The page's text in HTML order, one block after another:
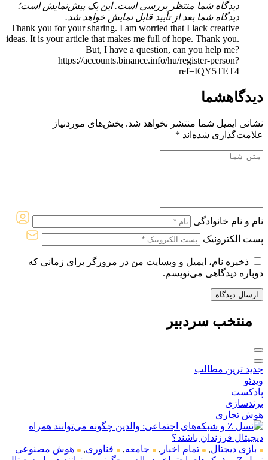
دیدگاه شما منتظر بررسی است. این یک پیش‌نمایش است؛
دیدگاه شما بعد از تأیید قابل نمایش خواهد شد.
Thank you for your sharing. I am worried that I lack creative
ideas. It is your article that makes me full of hope. Thank you.
But, I have a question, can you help me?
https://accounts.binance.info/hu/register-person?
ref=IQY5TET4
دیدگاهشما
نشانی ایمیل شما منتشر نخواهد شد. بخش‌های موردنیاز
علامت‌گذاری شده‌اند *
نام و نام خانوادگی
پست الکترونیک
ذخیره نام، ایمیل و وبسایت من در مرورگر برای زمانی که
دوباره دیدگاهی می‌نویسم.
منتخب سردبیر
جدید ترین مطالب
ویدئو
پادکست
برندسازی
هوش تجاری
بازی دیجتال, تمام اخبار , جامعه, فناوری,
هوش مصنوعی